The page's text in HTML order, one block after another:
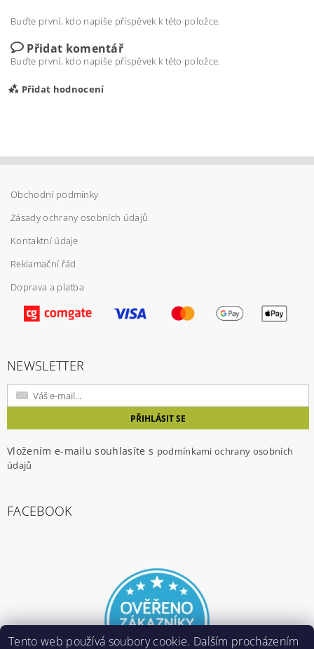
Buďte první, kdo napíše příspěvek k této položce.
Přidat komentář
Buďte první, kdo napíše příspěvek k této položce.
Přidat hodnocení
Vložením hodnocení souhlasíte spodmínkami
ochrany osobních údajů
Obchodní podmínky
Zásady ochrany osobních údajů
Kontaktní údaje
Reklamační řád
Doprava a platba
NEWSLETTER
Vložením e-mailu souhlasíte s podmínkami ochrany osobních
údajů
FACEBOOK
Tento web používá soubory cookie. Dalším procházením